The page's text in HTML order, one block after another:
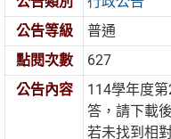
公告等級
普通
點閱次數
627
公告內容
114學年度
答，請下載
若未找到相